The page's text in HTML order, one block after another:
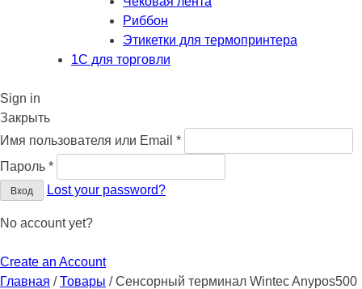
Риббон
Этикетки для термопринтера
1С для торговли
Sign in
Закрыть
Имя пользователя или Email *Обязательно
Пароль *Обязательно
Вход Lost your password?
No account yet?
Create an Account
Главная /Товары /Сенсорный терминал Wintec Anypos500